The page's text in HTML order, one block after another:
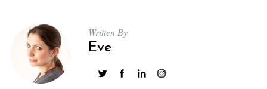
Written By
Eve